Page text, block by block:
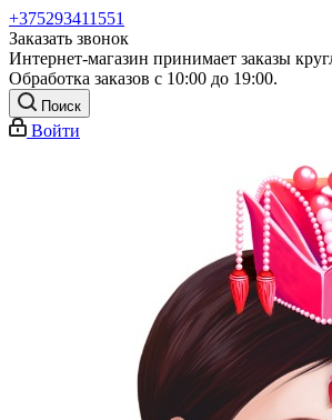
+375293411551
Заказать звонок
Интернет-магазин принимает заказы
Обработка заказов с 10:00 до 19:00.
Поиск
Войти